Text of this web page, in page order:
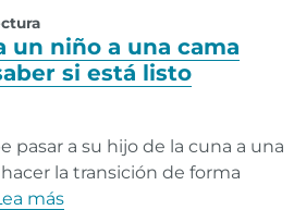
un niño a una cama
si está listo
pasar a su hijo de la cuna a una
la transición de forma
más